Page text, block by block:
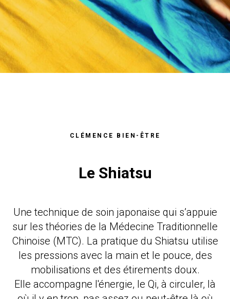
CLÉMENCE BIEN-ÊTRE
Le Shiatsu
Une technique de soin japonaise qui s’appuie
sur les théories de la Médecine Traditionnelle
Chinoise (MTC). La pratique du Shiatsu utilise
les pressions avec la main et le pouce, des
mobilisations et des étirements doux.
Elle accompagne l'énergie, le Qi, à circuler, là